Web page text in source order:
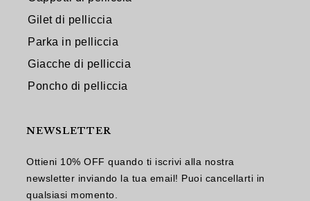
Gilet di pelliccia
Parka in pelliccia
Giacche di pelliccia
Poncho di pelliccia
NEWSLETTER
Ottieni 10% OFF quando ti iscrivi alla nostra
newsletter inviando la tua email! Puoi cancellarti in
qualsiasi momento.